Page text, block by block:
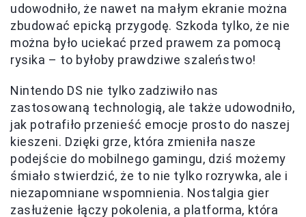
udowodniło, że nawet na małym ekranie można
zbudować epicką przygodę. Szkoda tylko, że nie
można było uciekać przed prawem za pomocą
rysika – to byłoby prawdziwe szaleństwo!
Nintendo DS nie tylko zadziwiło nas
zastosowaną technologią, ale także udowodniło,
jak potrafiło przenieść emocje prosto do naszej
kieszeni. Dzięki grze, która zmieniła nasze
podejście do mobilnego gamingu, dziś możemy
śmiało stwierdzić, że to nie tylko rozrywka, ale i
niezapomniane wspomnienia. Nostalgia gier
zasłużenie łączy pokolenia, a platforma, która